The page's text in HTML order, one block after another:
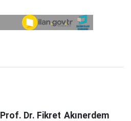
Prof. Dr. Fikret Akınerdem